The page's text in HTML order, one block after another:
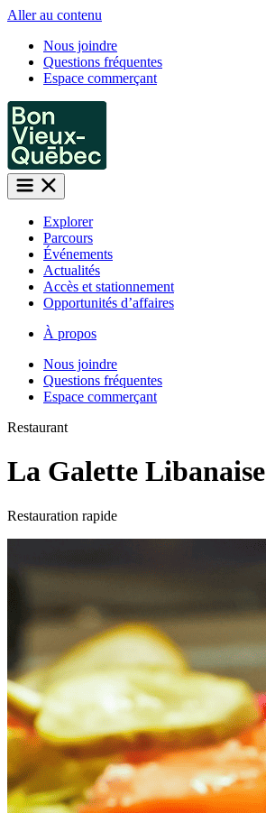
Aller au contenu
Nous joindre
Questions fréquentes
Espace commerçant
Explorer
Parcours
Événements
Actualités
Accès et stationnement
Opportunités d’affaires
À propos
Nous joindre
Questions fréquentes
Espace commerçant
Restaurant
La Galette Libanaise
Restauration rapide